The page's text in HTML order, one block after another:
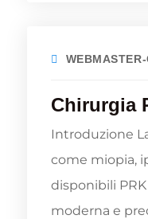
Chirurgia
Introduzione
come miopia,
disponibili
moderna e